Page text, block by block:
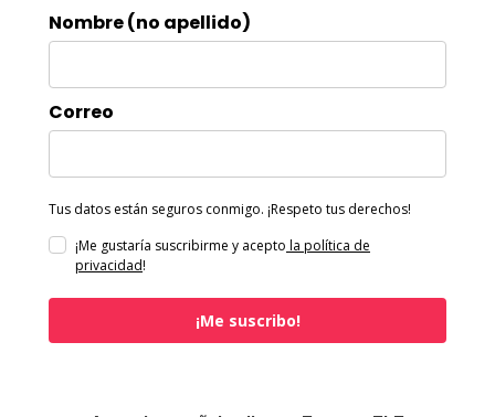
Nombre (no apellido)
Correo
Tus datos están seguros conmigo. ¡Respeto tus derechos!
¡Me gustaría suscribirme y acepto la política de
privacidad!
¡Me suscribo!